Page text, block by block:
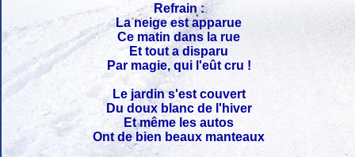
Refrain :
La neige est apparue
Ce matin dans la rue
Et tout a disparu
Par magie, qui l'eût cru !
Le jardin s'est couvert
Du doux blanc de l'hiver
Et même les autos
Ont de bien beaux manteaux